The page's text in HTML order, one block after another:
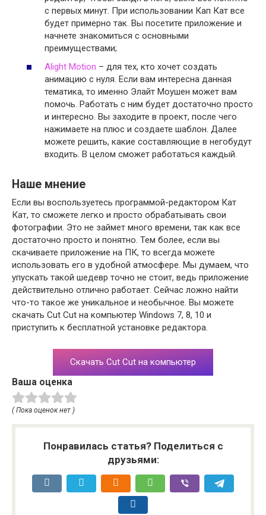
с первых минут. При использовании Кап Кат все
будет примерно так. Вы посетите приложение и
начнете знакомиться с основными
преимуществами;
Alight Motion – для тех, кто хочет создать
анимацию с нуля. Если вам интересна данная
тематика, то именно Элайт Моушен может вам
помочь. Работать с ним будет достаточно просто
и интересно. Вы заходите в проект, после чего
нажимаете на плюс и создаете шаблон. Далее
можете решить, какие составляющие в негобудут
входить. В целом сможет работаться каждый.
Наше мнение
Если вы воспользуетесь программой-редактором Кат
Кат, то сможете легко и просто обрабатывать свои
фотографии. Это не займет много времени, так как все
достаточно просто и понятно. Тем более, если вы
скачиваете приложение на ПК, то всегда можете
использовать его в удобной атмосфере. Мы думаем, что
упускать такой шедевр точно не стоит, ведь приложение
действительно отлично работает. Сейчас ложно найти
что-то такое же уникальное и необычное. Вы можете
скачать Cut Cut на компьютер Windows 7, 8, 10 и
приступить к бесплатной установке редактора.
Скачать Cut Cut на компьютер
Ваша оценка
( Пока оценок нет )
Понравилась статья? Поделиться с
друзьями: